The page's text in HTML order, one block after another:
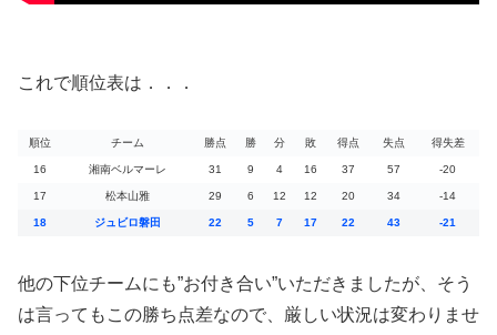
これで順位表は．．．
順位 チーム 勝点 勝 分 敗 得点 失点 得失差
16 湘南ベルマーレ 31 9 4 16 37 57 -20
17 松本山雅 29 6 12 12 20 34 -14
18 ジュビロ磐田 22 5 7 17 22 43 -21
他の下位チームにも”お付き合い”いただきましたが、そう
は言ってもこの勝ち点差なので、厳しい状況は変わりませ